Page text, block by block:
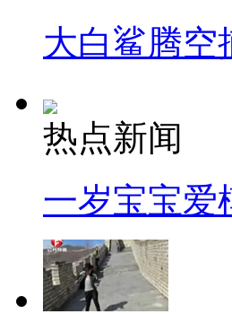
大白鲨腾空
热点新闻
一岁宝宝爱